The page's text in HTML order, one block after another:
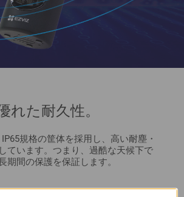
れた耐久性。
規格の筐体を採用し、高い耐塵・
ています。つまり、過酷な天候下で
期間の保護を保証します。